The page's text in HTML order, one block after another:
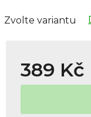
Zvolte variantu
389 Kč
Měrná cena: